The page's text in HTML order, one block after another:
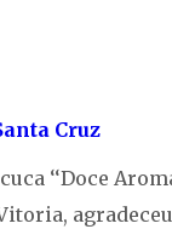
Cruz
‘‘Doce